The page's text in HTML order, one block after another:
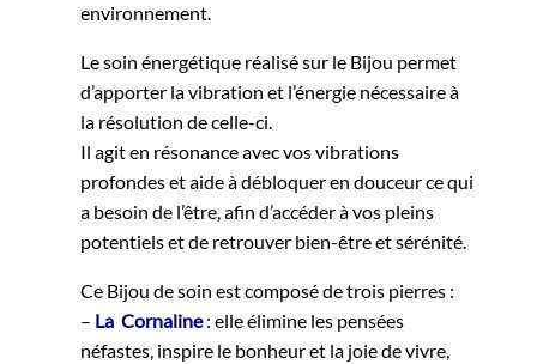
environnement.
Le soin énergétique réalisé sur le Bijou permet
d’apporter la vibration et l’énergie nécessaire à
la résolution de celle-ci.
Il agit en résonance avec vos vibrations
profondes et aide à débloquer en douceur ce qui
a besoin de l’être, afin d’accéder à vos pleins
potentiels et de retrouver bien-être et sérénité.
Ce Bijou de soin est composé de trois pierres :
– La Cornaline: elle élimine les pensées
néfastes, inspire le bonheur et la joie de vivre,